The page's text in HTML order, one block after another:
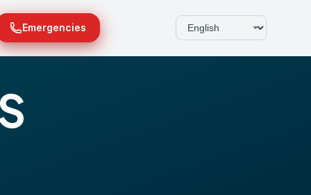
Emergencies